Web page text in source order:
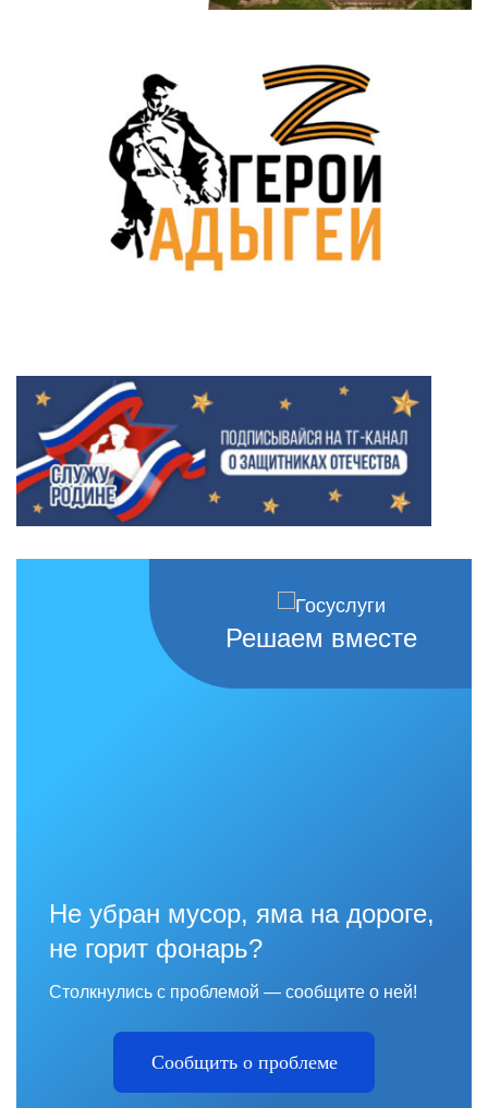
Решаем вместе
Не убран мусор, яма на дороге,
не горит фонарь?
Столкнулись с проблемой — сообщите о ней!
Сообщить о проблеме